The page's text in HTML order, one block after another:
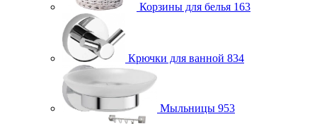
Корзины для белья 163
Крючки для ванной 834
Мыльницы 953